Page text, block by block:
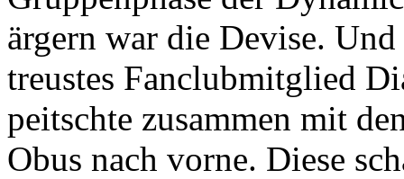
ärgern war die Devise.
treustes Fanclubmitglied
peitschte zusammen mit
Obus nach vorne. Diese